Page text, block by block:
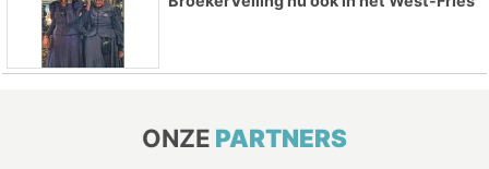
ONZE PARTNERS